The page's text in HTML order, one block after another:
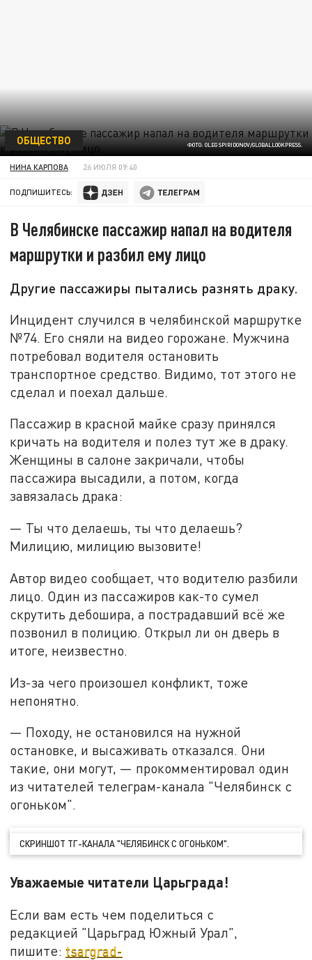
ФОТО: OLEG SPIRIDONOV/GLOBALLOOKPRESS.
ОБЩЕСТВО
НИНА КАРПОВА 26 ИЮЛЯ 09:40
ПОДПИШИТЕСЬ:
В Челябинске пассажир напал на водителя
маршрутки и разбил ему лицо
Другие пассажиры пытались разнять драку.
Инцидент случился в челябинской маршрутке
№74. Его сняли на видео горожане. Мужчина
потребовал водителя остановить
транспортное средство. Видимо, тот этого не
сделал и поехал дальше.
Пассажир в красной майке сразу принялся
кричать на водителя и полез тут же в драку.
Женщины в салоне закричали, чтобы
пассажира высадили, а потом, когда
завязалась драка:
— Ты что делаешь, ты что делаешь?
Милицию, милицию вызовите!
Автор видео сообщает, что водителю разбили
лицо. Один из пассажиров как-то сумел
скрутить дебошира, а пострадавший всё же
позвонил в полицию. Открыл ли он дверь в
итоге, неизвестно.
Из-за чего произошел конфликт, тоже
непонятно.
— Походу, не остановился на нужной
остановке, и высаживать отказался. Они
такие, они могут, — прокомментировал один
из читателей телеграм-канала "Челябинск с
огоньком".
СКРИНШОТ ТГ-КАНАЛА "ЧЕЛЯБИНСК С ОГОНЬКОМ".
Уважаемые читатели Царьграда!
Если вам есть чем поделиться с
редакцией "Царьград Южный Урал",
пишите: tsargrad-